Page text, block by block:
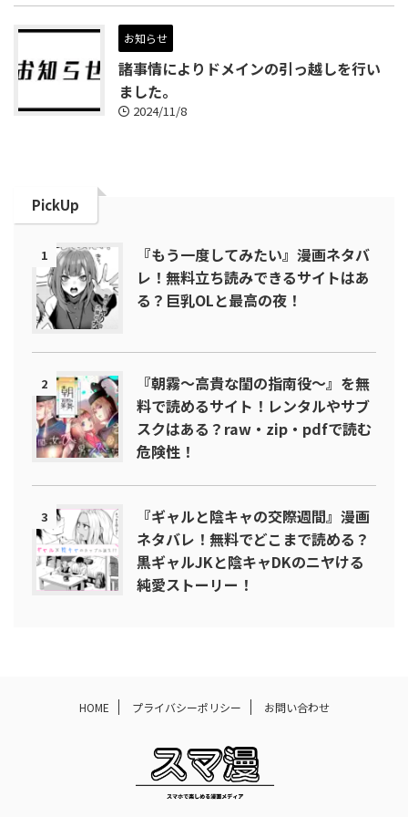
お知らせ
諸事情によりドメインの引っ越しを行い
ました。
2024/11/8
PickUp
1
『もう一度してみたい』漫画ネタバ
レ！無料立ち読みできるサイトはあ
る？巨乳OLと最高の夜！
2
『朝霧～高貴な閨の指南役～』を無
料で読めるサイト！レンタルやサブ
スクはある？raw・zip・pdfで読む
危険性！
3
『ギャルと陰キャの交際週間』漫画
ネタバレ！無料でどこまで読める？
黒ギャルJKと陰キャDKのニヤける
純愛ストーリー！
HOME プライバシーポリシー お問い合わせ